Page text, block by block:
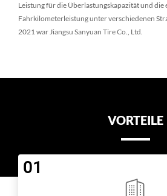
Leistung für die Überlastungskapazität und die
Fahrkilometerleistung unter verschiedenen
2021 war Jiangsu Sanyuan Tire Co., Ltd.
VORTEILE
01